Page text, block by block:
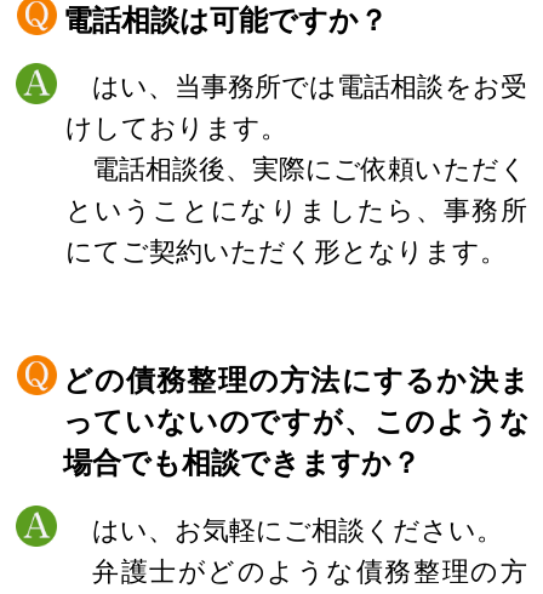
電話相談は可能ですか？
はい、当事務所では電話相談をお受
けしております。
電話相談後、実際にご依頼いただく
ということになりましたら、事務所
にてご契約いただく形となります。
どの債務整理の方法にするか決ま
っていないのですが、このような
場合でも相談できますか？
はい、お気軽にご相談ください。
弁護士がどのような債務整理の方